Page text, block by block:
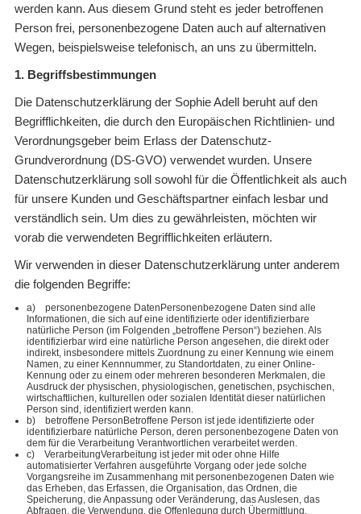
werden kann. Aus diesem Grund steht es jeder betroffenen
Person frei, personenbezogene Daten auch auf alternativen
Wegen, beispielsweise telefonisch, an uns zu übermitteln.
1. Begriffsbestimmungen
Die Datenschutzerklärung der Sophie Adell beruht auf den
Begrifflichkeiten, die durch den Europäischen Richtlinien- und
Verordnungsgeber beim Erlass der Datenschutz-
Grundverordnung (DS-GVO) verwendet wurden. Unsere
Datenschutzerklärung soll sowohl für die Öffentlichkeit als auch
für unsere Kunden und Geschäftspartner einfach lesbar und
verständlich sein. Um dies zu gewährleisten, möchten wir
vorab die verwendeten Begrifflichkeiten erläutern.
Wir verwenden in dieser Datenschutzerklärung unter anderem
die folgenden Begriffe:
a) personenbezogene DatenPersonenbezogene Daten sind alle
Informationen, die sich auf eine identifizierte oder identifizierbare
natürliche Person (im Folgenden „betroffene Person“) beziehen. Als
identifizierbar wird eine natürliche Person angesehen, die direkt oder
indirekt, insbesondere mittels Zuordnung zu einer Kennung wie einem
Namen, zu einer Kennnummer, zu Standortdaten, zu einer Online-
Kennung oder zu einem oder mehreren besonderen Merkmalen, die
Ausdruck der physischen, physiologischen, genetischen, psychischen,
wirtschaftlichen, kulturellen oder sozialen Identität dieser natürlichen
Person sind, identifiziert werden kann.
b) betroffene PersonBetroffene Person ist jede identifizierte oder
identifizierbare natürliche Person, deren personenbezogene Daten von
dem für die Verarbeitung Verantwortlichen verarbeitet werden.
c) VerarbeitungVerarbeitung ist jeder mit oder ohne Hilfe
automatisierter Verfahren ausgeführte Vorgang oder jede solche
Vorgangsreihe im Zusammenhang mit personenbezogenen Daten wie
das Erheben, das Erfassen, die Organisation, das Ordnen, die
Speicherung, die Anpassung oder Veränderung, das Auslesen, das
Abfragen, die Verwendung, die Offenlegung durch Übermittlung,